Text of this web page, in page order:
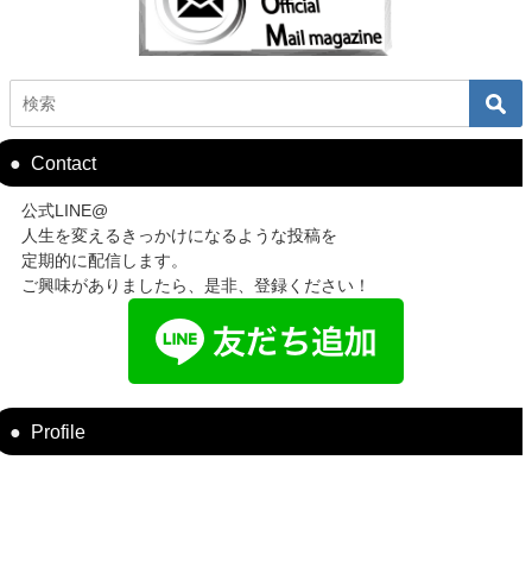
Contact
公式LINE@
人生を変えるきっかけになるような投稿を
定期的に配信します。
ご興味がありましたら、是非、登録ください！
Profile